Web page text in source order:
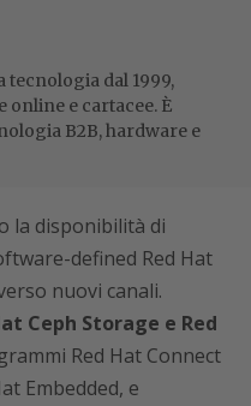
tecnologia dal 1999,
online e cartacee. È
B2B, hardware e
la disponibilità di
defined Red Hat
nuovi canali.
Ceph Storage e Red
Red Hat Connect
Embedded, e